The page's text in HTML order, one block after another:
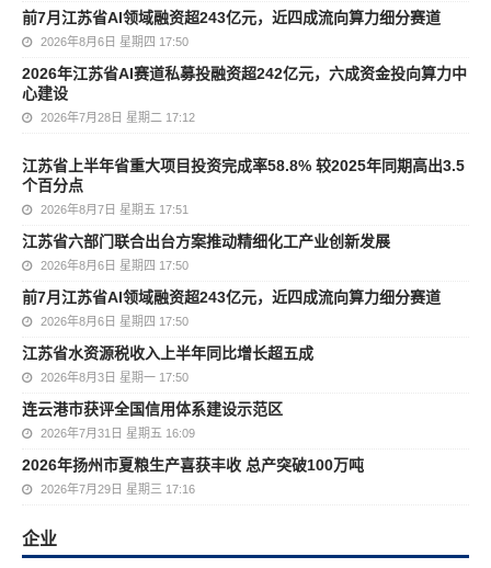
前7月江苏省AI领域融资超243亿元，近四成流向算力细分赛道
2026年8月6日 星期四 17:50
2026年江苏省AI赛道私募投融资超242亿元，六成资金投向算力中
心建设
2026年7月28日 星期二 17:12
江苏省上半年省重大项目投资完成率58.8% 较2025年同期高出3.5
个百分点
2026年8月7日 星期五 17:51
江苏省六部门联合出台方案推动精细化工产业创新发展
2026年8月6日 星期四 17:50
前7月江苏省AI领域融资超243亿元，近四成流向算力细分赛道
2026年8月6日 星期四 17:50
江苏省水资源税收入上半年同比增长超五成
2026年8月3日 星期一 17:50
连云港市获评全国信用体系建设示范区
2026年7月31日 星期五 16:09
2026年扬州市夏粮生产喜获丰收 总产突破100万吨
2026年7月29日 星期三 17:16
企业